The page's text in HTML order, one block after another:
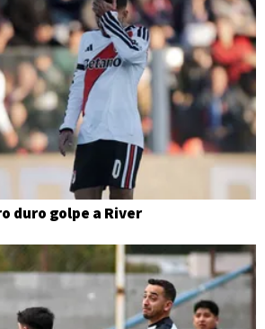
duro golpe a River